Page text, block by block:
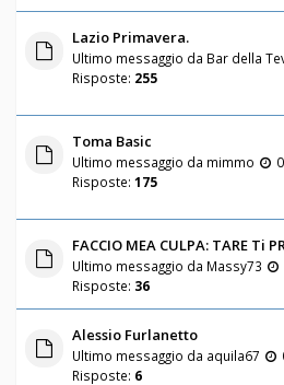
Lazio Primavera.
Ultimo messaggio da Bar della
Risposte: 255
Toma Basic
Ultimo messaggio da mimmo
Risposte: 175
FACCIO MEA CULPA: TARE Ti
Ultimo messaggio da Massy73
Risposte: 36
Alessio Furlanetto
Ultimo messaggio da aquila67
Risposte: 6